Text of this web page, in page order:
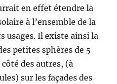
en effet étendre la
à l’ensemble de la
usages. Il existe ainsi la
petites sphères de 5
des autres, (à
sur les façades des